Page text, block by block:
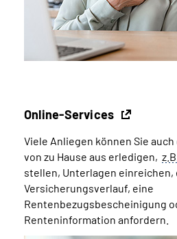
Online-Services
Viele Anliegen können Sie
von zu Hause aus erledigen, z.B.
stellen, Unterlagen einreichen,
Versicherungsverlauf, eine
Rentenbezugsbescheinigung
Renteninformation anfordern.